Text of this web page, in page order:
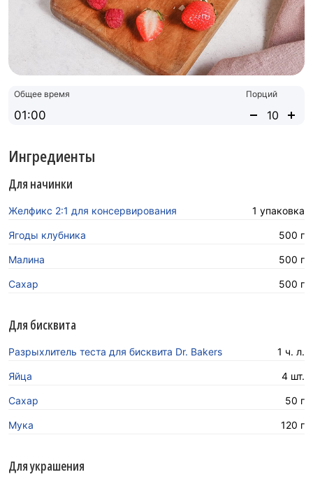
Общее время
01:00
Порций
Ингредиенты
Для начинки
Желфикс 2:1 для консервирования 1 упаковка
Ягоды клубника 500 г
Малина 500 г
Сахар 500 г
Для бисквита
Разрыхлитель теста для бисквита Dr. Bakers 1 ч. л.
Яйца 4 шт.
Сахар 50 г
Мука 120 г
Для украшения